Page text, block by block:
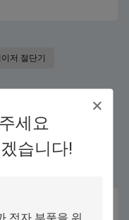
세요
습니다!
저 절단기